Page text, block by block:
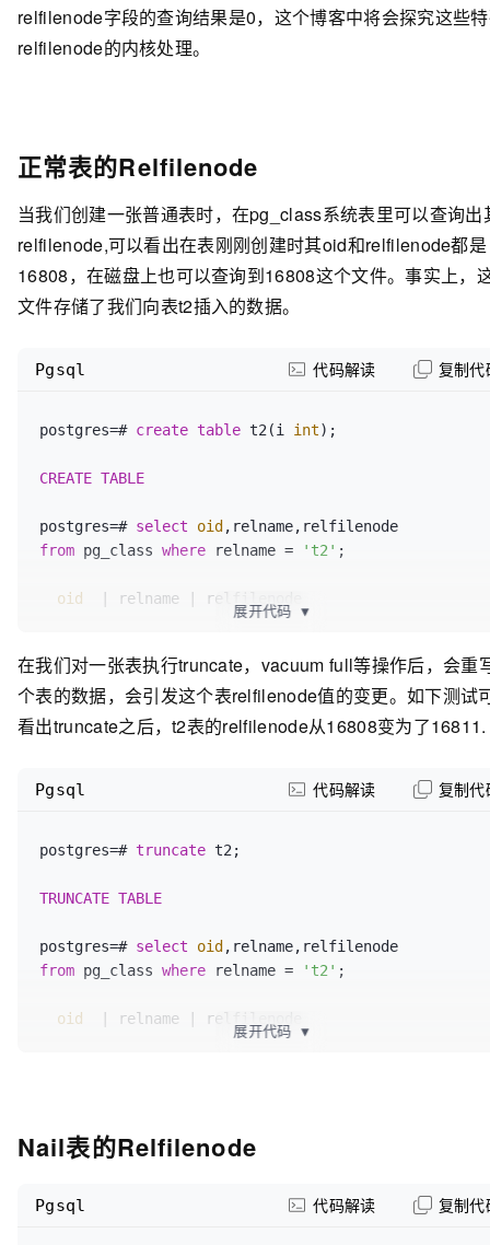
relfilenode字段的查询结果是0，这个博客中将会探究这些
relfilenode的内核处理。
正常表的Relfilenode
当我们创建一张普通表时，在pg_class系统表里可以查询出
relfilenode,可以看出在表刚刚创建时其oid和relfilenode都是
16808，在磁盘上也可以查询到16808这个文件。事实上，
文件存储了我们向表t2插入的数据。
postgres=# create table t2(i int);
CREATE TABLE
postgres=# select oid
from pg_class where relname = 't2' ;
oid | relname | relfilenode
16808 | t2      | 16808
-rw
-------+ 1 movead movead 0 12月 31 17:11
../data/base/12835/16808
movead@movead-PC:/h2/pgpgpg/bin$
Pgsql 代码解读 复制代
展开代码 ▼
在我们对一张表执行truncate，vacuum full等操作后，会重
个表的数据，会引发这个表relfilenode值的变更。如下测试
看出truncate之后，t2表的relfilenode从16808变为了16811.
postgres=# truncate t2;
TRUNCATE TABLE
postgres=# select oid
from pg_class where relname = 't2' ;
oid | relname | relfilenode
row )
Pgsql 代码解读 复制代
展开代码 ▼
Nail表的Relfilenode
Pgsql 代码解读 复制代